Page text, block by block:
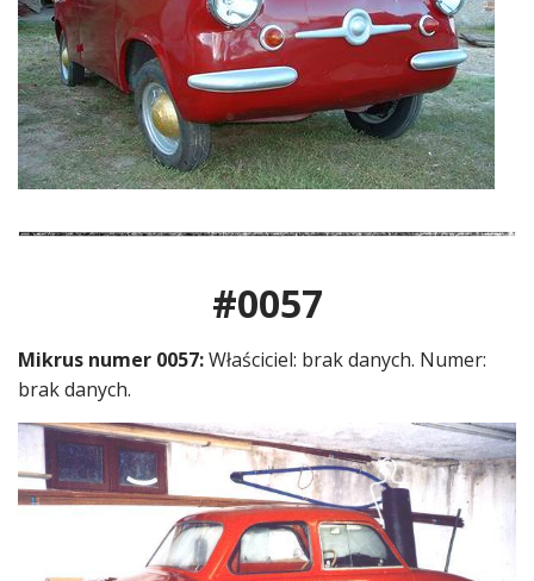
#0057
Mikrus numer 0057:Właściciel: brak danych. Numer:
brak danych.